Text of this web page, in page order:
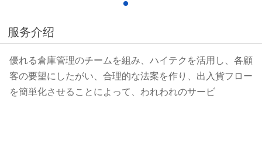
服务介绍
優れる倉庫管理のチームを組み、ハイテクを活用し、各顧
客の要望にしたがい、合理的な法案を作り、出入貨フロー
を簡単化させることによって、われわれのサービ